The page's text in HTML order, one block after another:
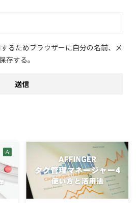
るためブラウザーに自分の名前、メ
存する。